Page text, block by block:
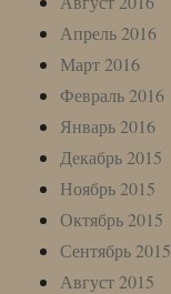
Апрель 2016
Март 2016
Февраль 2016
Январь 2016
Декабрь 2015
Ноябрь 2015
Октябрь 2015
Сентябрь 2015
Август 2015